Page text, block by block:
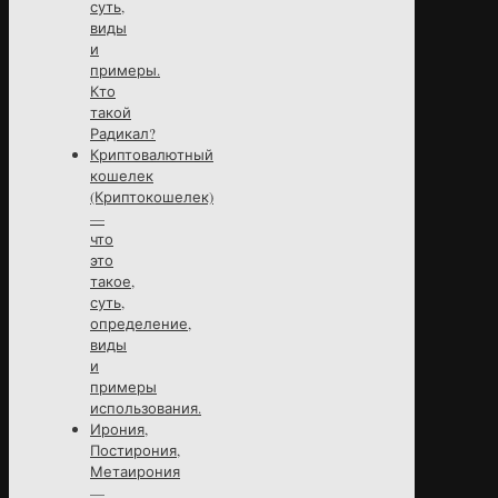
суть,
виды
и
примеры.
Кто
такой
Радикал?
Криптовалютный
кошелек
(Криптокошелек)
—
что
это
такое,
суть,
определение,
виды
и
примеры
использования.
Ирония,
Постирония,
Метаирония
—